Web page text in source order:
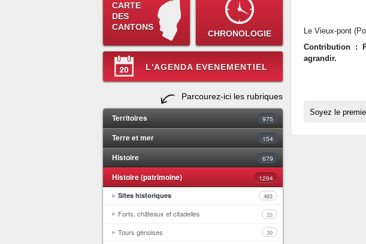
CARTE
DES
CANTONS
CHRONOLOGIE
L'AGENDA EVENEMENTIEL
Parcourez-ici les rubriques
Territoires 975
Terre et mer 154
Histoire 679
Histoire (patrimoine)
1294
Sites historiques
483
Forts, châteaux et citadelles 33
Tours génoises 39
Le Vieux-pont
Contribution :
agrandir.
Soyez le